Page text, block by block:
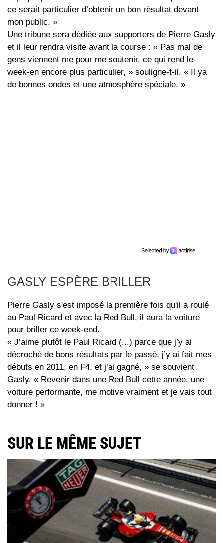
ce serait particulier d’obtenir un bon résultat devant
mon public. »
Une tribune sera dédiée aux supporters de Pierre Gasly
et il leur rendra visite avant la course : « Pas mal de
gens viennent me pour me soutenir, ce qui rend le
week-en encore plus particulier, » souligne-t-il. « Il ya
de bonnes ondes et une atmosphère spéciale. »
GASLY ESPÈRE BRILLER
Pierre Gasly s'est imposé la première fois qu'il a roulé
au Paul Ricard et avec la Red Bull, il aura la voiture
pour briller ce week-end.
« J’aime plutôt le Paul Ricard (...) parce que j’y ai
décroché de bons résultats par le passé, j’y ai fait mes
débuts en 2011, en F4, et j’ai gagné, » se souvient
Gasly. « Revenir dans une Red Bull cette année, une
voiture performante, me motive vraiment et je vais tout
donner ! »
SUR LE MÊME SUJET